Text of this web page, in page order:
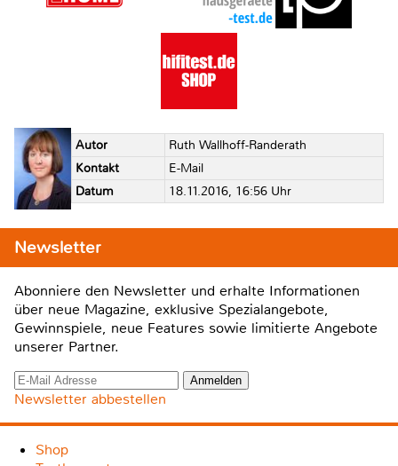
Autor
Ruth Wallhoff-Randerath
Kontakt
E-Mail
Datum
18.11.2016, 16:56 Uhr
Newsletter
Abonniere den Newsletter und erhalte Informationen
über neue Magazine, exklusive Spezialangebote,
Gewinnspiele, neue Features sowie limitierte Angebote
unserer Partner.
Newsletter abbestellen
Shop